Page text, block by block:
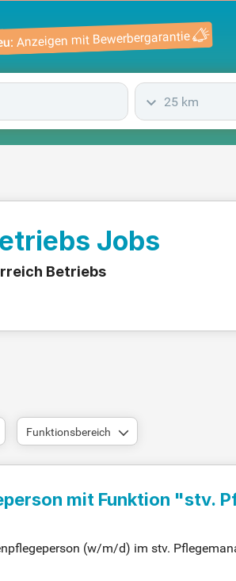
Anzeigen mit Bewerbergarantie
25 km
Jobs
Betriebs
Funktionsbereich
mit Funktion "stv.
(w/m/d) im stv.
mit. Bewerben Sie sich